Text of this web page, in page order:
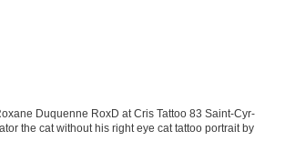
Duquenne RoxD at Cris Tattoo 83 Saint-Cyr-
the cat without his right eye cat tattoo portrait by